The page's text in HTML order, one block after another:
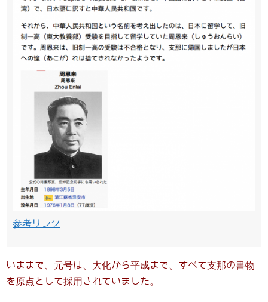
参考リンク
いままで、元号は、大化から平成まで、すべて支那の書物
を原点として採用されていました。